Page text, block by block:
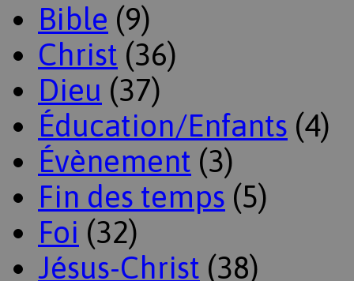
Bible (9)
Christ (36)
Dieu (37)
Éducation/Enfants (4)
Évènement (3)
Fin des temps (5)
Foi (32)
Jésus-Christ (38)